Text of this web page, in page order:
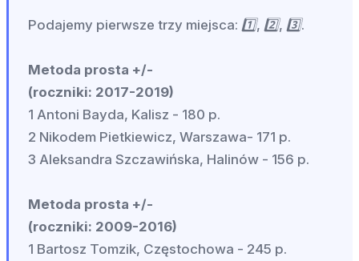
Podajemy pierwsze trzy miejsca: 1️⃣, 2️⃣, 3️⃣.
Metoda prosta +/-
(roczniki: 2017-2019)
1 Antoni Bayda, Kalisz - 180 p.
2 Nikodem Pietkiewicz, Warszawa- 171 p.
3 Aleksandra Szczawińska, Halinów - 156 p.
Metoda prosta +/-
(roczniki: 2009-2016)
1 Bartosz Tomzik, Częstochowa - 245 p.